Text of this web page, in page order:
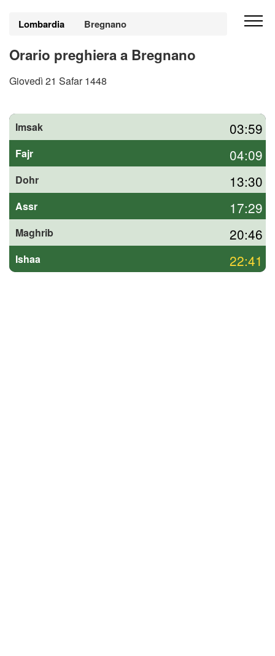
Lombardia Bregnano
Orario preghiera a Bregnano
Giovedì 21 Safar 1448
Imsak 03:59
Fajr 04:09
Dohr 13:30
Assr 17:29
Maghrib 20:46
Ishaa 22:41